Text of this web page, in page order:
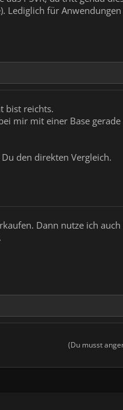
für
bist reichts.
mir mit einer Base gerade
den direkten Vergleich.
Dann nutze ich
(Du musst